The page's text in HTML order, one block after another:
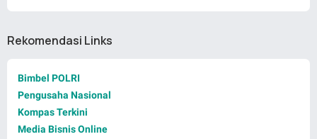
Rekomendasi Links
Bimbel POLRI
Pengusaha Nasional
Kompas Terkini
Media Bisnis Online